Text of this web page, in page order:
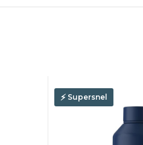
Supersnel